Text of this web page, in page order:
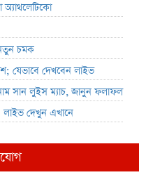
অ্যাথলেটিকো
চমক
যেভাবে দেখবেন লাইভ
সান লুইস ম্যাচ, জানুন ফলাফল
দেখুন এখানে